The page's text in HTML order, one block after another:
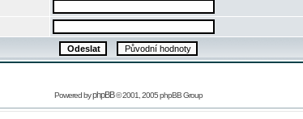
Powered byphpBB© 2001, 2005 phpBB Group